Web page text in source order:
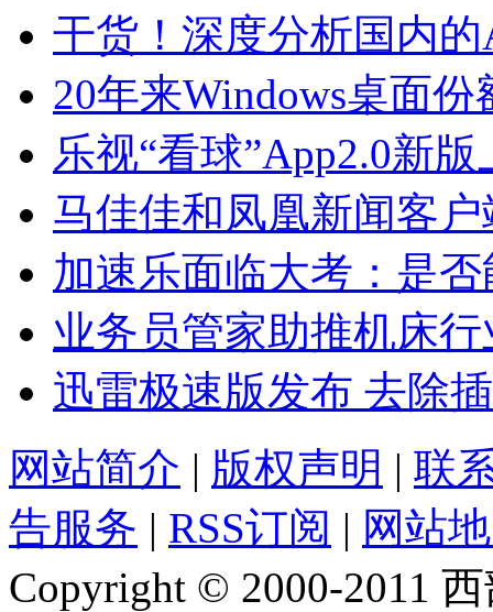
干货！深度分析国内
20年来Windows桌面
乐视“看球”App2.0新
马佳佳和凤凰新闻客
加速乐面临大考：是
业务员管家助推机床
迅雷极速版发布 去除
网站简介 | 版权声明 | 联
告服务 | RSS订阅 | 网站
Copyright © 2000-2011